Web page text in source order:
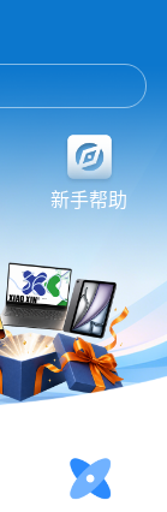
新手帮助